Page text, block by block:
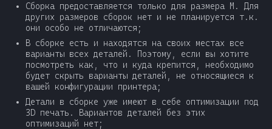
Сборка предоставляется только для размера M. Для
других размеров сборок нет и не планируется т.к.
они особо не отличаются;
В сборке есть и находятся на своих местах все
варианты всех деталей. Поэтому, если вы хотите
посмотреть как, что и куда крепится, необходимо
будет скрыть варианты деталей, не относящиеся к
вашей конфигурации принтера;
Детали в сборке уже имеют в себе оптимизации под
3D печать. Вариантов деталей без этих
оптимизаций нет;